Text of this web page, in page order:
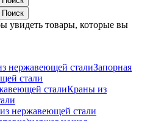
Поиск
увидеть товары, которые вы
Запорная
стали
Краны из
нержавеющей стали